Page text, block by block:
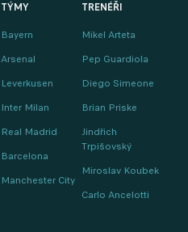
TÝMY
Bayern
Arsenal
Leverkusen
Inter Milan
Real Madrid
Barcelona
Manchester City
TRENÉŘI
Mikel Arteta
Pep Guardiola
Diego Simeone
Brian Priske
Jindřich
Trpišovský
Miroslav Koubek
Carlo Ancelotti